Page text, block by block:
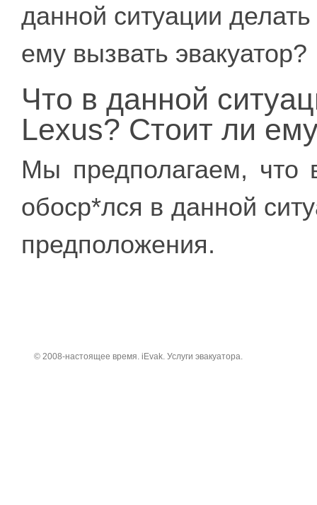
данной ситуации
ему вызвать эвакуатор?
Что в данной
Lexus? Стоит ли
Мы предполагаем, что
обоср*лся в данной
предположения.
© 2008-настоящее время. iEvak. Услуги эвакуатора.